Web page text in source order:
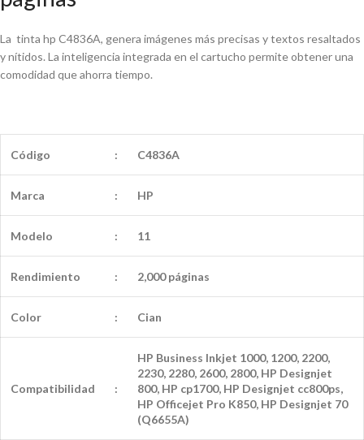
La tinta hp C4836A, genera imágenes más precisas y textos resaltados
y nítidos. La inteligencia integrada en el cartucho permite obtener una
comodidad que ahorra tiempo.
Código : C4836A
Marca : HP
Modelo : 11
Rendimiento : 2,000 páginas
Color : Cian
Compatibilidad :
HP Business Inkjet 1000, 1200, 2200,
2230, 2280, 2600, 2800, HP Designjet
800, HP cp1700, HP Designjet cc800ps,
HP Officejet Pro K850, HP Designjet 70
(Q6655A)